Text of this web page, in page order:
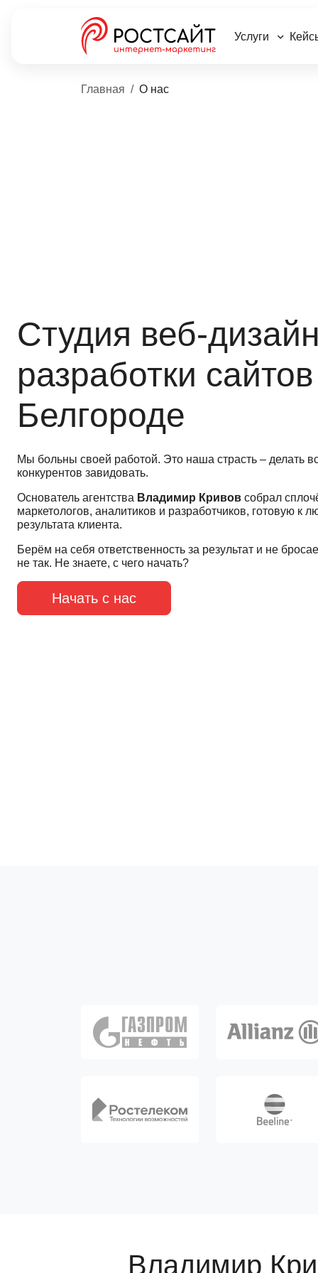
Услуги
Главная О нас
Студия веб-
разработки
Белгороде
Мы больны своей работой. Это наша страсть – делать
конкурентов завидовать.
Основатель агентства Владимир Кривов собрал
маркетологов, аналитиков и разработчиков, готовую к
результата клиента.
Берём на себя ответственность за результат и не
не так. Не знаете, с чего начать?
Начать с нас
Владимир